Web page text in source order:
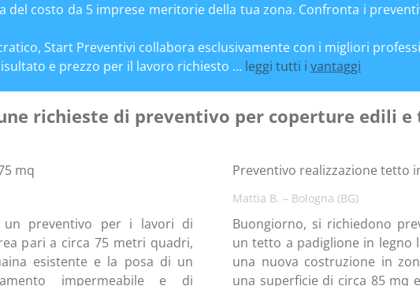
del costo da 5 imprese meritorie della tua zona. Confronta i
Start Preventivi collabora esclusivamente con i migliori
e prezzo per il lavoro richiesto … leggi tutti i vantaggi
richieste di preventivo per coperture edili
mq Preventivo realizzazione tetto
Mattia B. – Bologna (BG)
un preventivo per i lavori di
pari a circa 75 metri quadri,
esistente e la posa di un
impermeabile e di
Buongiorno, si richiedono
un tetto a padiglione in legno
una nuova costruzione in
una superficie di circa 85 mq